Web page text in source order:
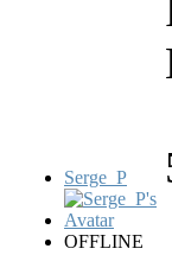
Serge_P
OFFLINE